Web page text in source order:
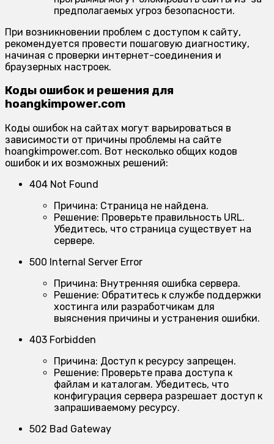
предполагаемых угроз безопасности.
При возникновении проблем с доступом к сайту,
рекомендуется провести пошаговую диагностику,
начиная с проверки интернет-соединения и
браузерных настроек.
Коды ошибок и решения для
hoangkimpower.com
Коды ошибок на сайтах могут варьироваться в
зависимости от причины проблемы на сайте
hoangkimpower.com. Вот несколько общих кодов
ошибок и их возможных решений:
404 Not Found
Причина: Страница не найдена.
Решение: Проверьте правильность URL.
Убедитесь, что страница существует на
сервере.
500 Internal Server Error
Причина: Внутренняя ошибка сервера.
Решение: Обратитесь к службе поддержки
хостинга или разработчикам для
выяснения причины и устранения ошибки.
403 Forbidden
Причина: Доступ к ресурсу запрещен.
Решение: Проверьте права доступа к
файлам и каталогам. Убедитесь, что
конфигурация сервера разрешает доступ к
запрашиваемому ресурсу.
502 Bad Gateway